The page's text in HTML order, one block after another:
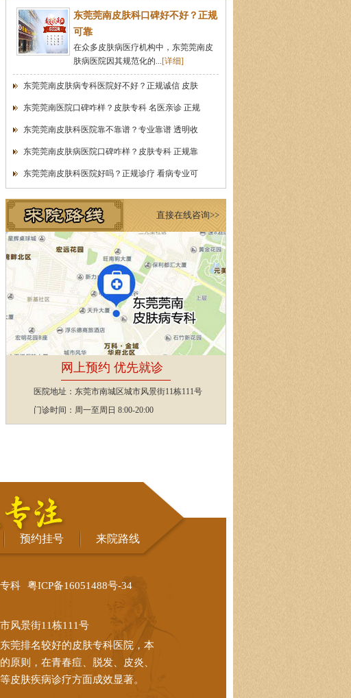
东莞莞南皮肤科口碑好不好？正规
可靠
在众多皮肤病医疗机构中，东莞莞南皮
肤病医院因其规范化的...[详细]
东莞莞南皮肤病专科医院好不好？正规诚信 皮肤
东莞莞南医院口碑咋样？皮肤专科 名医亲诊 正规
东莞莞南皮肤科医院靠不靠谱？专业靠谱 透明收
东莞莞南皮肤病医院口碑咋样？皮肤专科 正规靠
东莞莞南皮肤科医院好吗？正规诊疗 看病专业可
直接在线咨询>>
网上预约 优先就诊
医院地址：东莞市南城区城市风景街11栋111号
门诊时间：周一至周日 8:00-20:00
预约挂号 来院路线
科
粤ICP备16051488号-34
风景街11栋111号
莞排名较好的皮肤专科医院，本
原则，在青春痘、脱发、皮炎、
皮肤疾病诊疗方面成效显著。